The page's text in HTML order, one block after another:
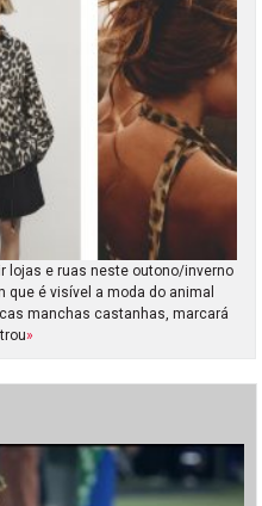
lojas e ruas neste outono/inverno
que é visível a moda do animal
manchas castanhas, marcará
»